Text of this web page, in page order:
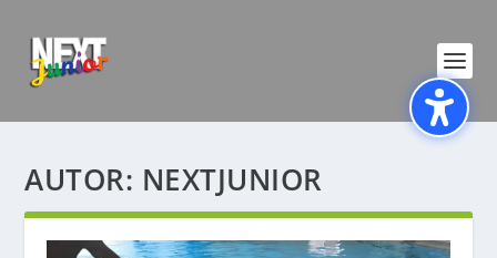
AUTOR: NEXTJUNIOR